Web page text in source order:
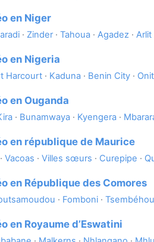
en Niger
· Zinder· Tahoua · Agadez · Arlit
en Nigeria
Harcourt · Kaduna · Benin City ·
en Ouganda
· Bunamwaya · Kyengera ·
en république de Maurice
· Vacoas · Villes sœurs · Curepipe ·
en République des Comores
· Fomboni · Tsembéhou
en Royaume d’Eswatini